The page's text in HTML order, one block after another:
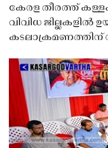
കേരള തീരത്ത്
വിവിധ ജില്ലകളിൽ
കടലാക്രമണത്തിന്